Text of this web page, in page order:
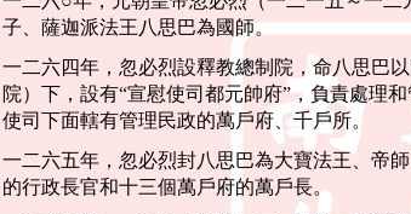
子、薩迦派法王八思巴為國師。
一二六四年，忽必烈設釋教總制院，命八思巴
院）下，設有“宣慰使司都元帥府”，負責處理
使司下面轄有管理民政的萬戶府、千戶所。
一二六五年，忽必烈封八思巴為大寶法王、帝
的行政長官和十三個萬戶府的萬戶長。